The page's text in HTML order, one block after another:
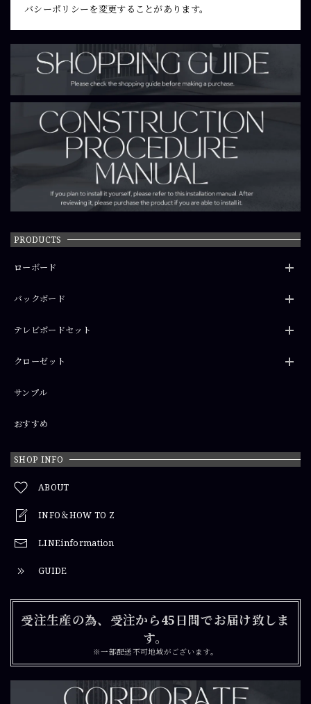
PRODUCTS
ローボード
バックボード
テレビボードセット
クローゼット
サンプル
おすすめ
SHOP INFO
ABOUT
INFO＆HOW TO Z
LINEinformation
GUIDE
受注生産の為、受注から45日間でお届け致しま
す。
※一部配送不可地域がございます。
バシーポリシーを変更することがあります。